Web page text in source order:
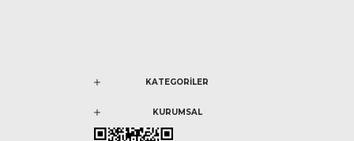
KATEGORİLER
KURUMSAL